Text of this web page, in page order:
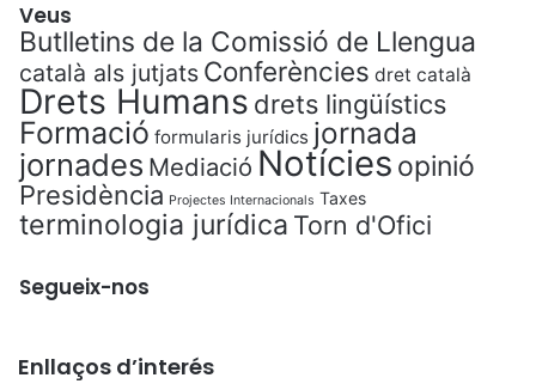
Veus
Butlletins de la Comissió de Llengua
català als jutjats Conferències dret català
Drets Humans drets lingüístics
Formació formularis jurídics jornada
jornades Mediació Notícies opinió
Presidència Projectes Internacionals Taxes
terminologia jurídica Torn d'Ofici
Segueix-nos
Enllaços d’interés